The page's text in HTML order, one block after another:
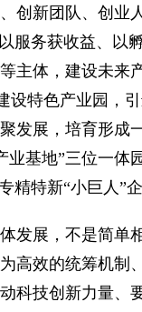
创新团队、创业
服务获收益、以
主体，建设未来
设特色产业园，
发展，培育形成
基地”三位一体
特新“小巨人”企
展，不是简单
高效的统筹机制
科技创新力量、